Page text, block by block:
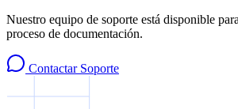
Nuestro equipo de soporte está disponible
proceso de documentación.
Contactar Soporte